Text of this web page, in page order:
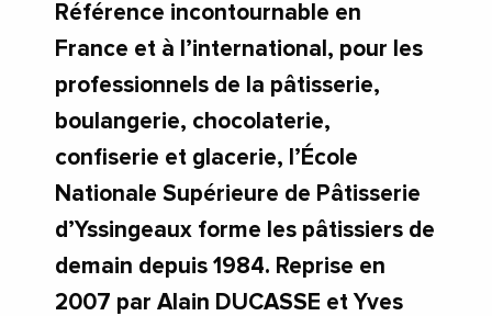
Référence incontournable en
France et à l’international, pour les
professionnels de la pâtisserie,
boulangerie, chocolaterie,
confiserie et glacerie, l’École
Nationale Supérieure de Pâtisserie
d’Yssingeaux forme les pâtissiers de
demain depuis 1984. Reprise en
2007 par Alain DUCASSE et Yves